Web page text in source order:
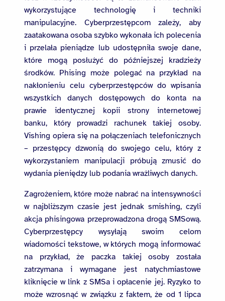
wykorzystujące technologię i techniki
manipulacyjne. Cyberprzestępcom zależy, aby
zaatakowana osoba szybko wykonała ich polecenia
i przelała pieniądze lub udostępniła swoje dane,
które mogą posłużyć do późniejszej kradzieży
środków. Phising może polegać na przykład na
nakłonieniu celu cyberprzestępców do wpisania
wszystkich danych dostępowych do konta na
prawie identycznej kopii strony internetowej
banku, który prowadzi rachunek takiej osoby.
Vishing opiera się na połączeniach telefonicznych
– przestępcy dzwonią do swojego celu, który z
wykorzystaniem manipulacji próbują zmusić do
wydania pieniędzy lub podania wrażliwych danych.
Zagrożeniem, które może nabrać na intensywności
w najbliższym czasie jest jednak smishing, czyli
akcja phisingowa przeprowadzona drogą SMSową.
Cyberprzestępcy wysyłają swoim celom
wiadomości tekstowe, w których mogą informować
na przykład, że paczka takiej osoby została
zatrzymana i wymagane jest natychmiastowe
kliknięcie w link z SMSa i opłacenie jej. Ryzyko to
może wzrosnąć w związku z faktem, że od 1 lipca